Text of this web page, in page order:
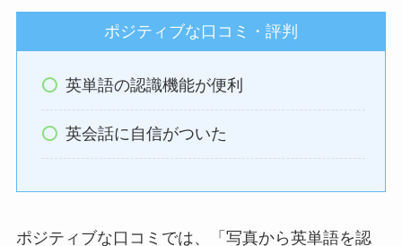
ポジティブな口コミ・評判
英単語の認識機能が便利
英会話に自信がついた
ポジティブな口コミでは、「写真から英単語を認